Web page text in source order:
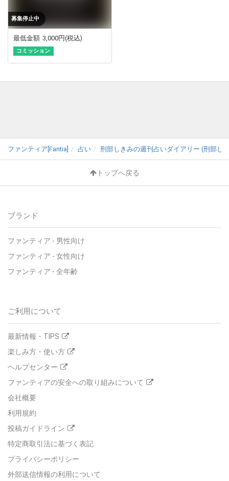
募集停止中
最低金額 3,000円(税込)
コミッション
ファンティア[Fantia] 占い 刑部しきみの週刊占いダイアリー (刑部し
トップへ戻る
ブランド
ファンティア - 男性向け
ファンティア - 女性向け
ファンティア - 全年齢
ご利用について
最新情報・TIPS
楽しみ方・使い方
ヘルプセンター
ファンティアの安全への取り組みについて
会社概要
利用規約
投稿ガイドライン
特定商取引法に基づく表記
プライバシーポリシー
外部送信情報の利用について